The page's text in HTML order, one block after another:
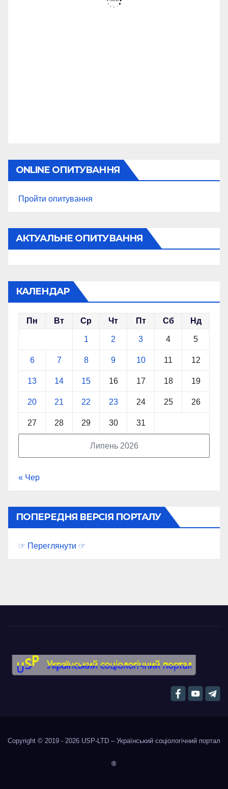
ONLINE ОПИТУВАННЯ
Пройти опитування
АКТУАЛЬНЕ ОПИТУВАННЯ
КАЛЕНДАР
Липень 2026
Пн Вт Ср Чт Пт Сб Нд
1 2 3 4 5
6 7 8 9 10 11 12
13 14 15 16 17 18 19
20 21 22 23 24 25 26
27 28 29 30 31
« Чер
ПОПЕРЕДНЯ ВЕРСІЯ ПОРТАЛУ
☞ Переглянути ☞
Copyright © 2019 - 2026 USP-LTD – Український соціологічний портал
®